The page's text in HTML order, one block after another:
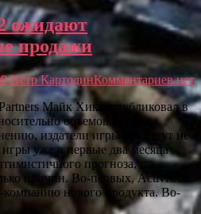
ожидают
продажи
Петр КартодинКомментариев нет
Майк Хики опубликовал в
объемов продаж
издатели игры продадут не
уже в первые два месяца
прогноза, по
причин. Во-первых, Activision
нового продукта. Во-